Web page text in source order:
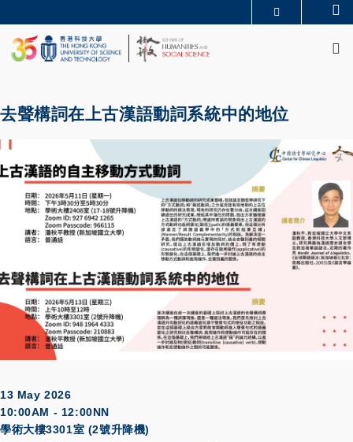
to
main
content
UNIVERSITY NEWS
LIFE@HKUST
去聲構詞在上古漢語動詞系統中的地位
13 May 2026
10:00AM - 12:00NN
學術大樓3301室 (2號升降機)